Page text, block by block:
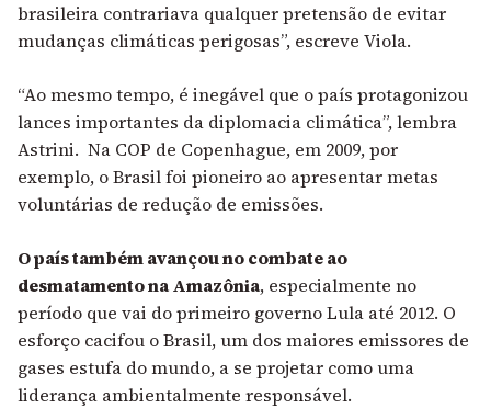
brasileira contrariava qualquer pretensão de evitar
mudanças climáticas perigosas”, escreve Viola.
“Ao mesmo tempo, é inegável que o país protagonizou
lances importantes da diplomacia climática”, lembra
Astrini. Na COP de Copenhague, em 2009, por
exemplo, o Brasil foi pioneiro ao apresentar metas
voluntárias de redução de emissões.
O país também avançou no combate ao
desmatamento na Amazônia, especialmente no
período que vai do primeiro governo Lula até 2012. O
esforço cacifou o Brasil, um dos maiores emissores de
gases estufa do mundo, a se projetar como uma
liderança ambientalmente responsável.